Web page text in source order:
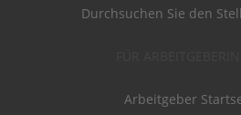
Durchsuchen Sie den
Arbeitgeber